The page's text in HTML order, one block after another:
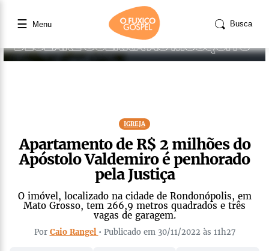
☰ Menu Busca
IGREJA
Apartamento de R$ 2 milhões do
Apóstolo Valdemiro é penhorado
pela Justiça
O imóvel, localizado na cidade de Rondonópolis, em
Mato Grosso, tem 266,9 metros quadrados e três
vagas de garagem.
Por Caio Rangel • Publicado em 30/11/2022 às 11h27